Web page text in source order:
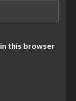
this browser